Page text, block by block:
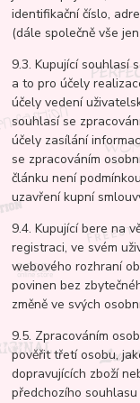
identifikační číslo,
(dále společně vše jen
9.3. Kupující souhlasí
a to pro účely
účely vedení
souhlasí se
účely zasílání
se zpracováním
článku není
uzavření kupní
9.4. Kupující bere na
registraci, ve svém
webového rozhraní
povinen bez
změně ve svých
9.5. Zpracováním
pověřit třetí osobu,
dopravujících zboží
předchozího